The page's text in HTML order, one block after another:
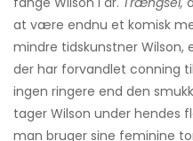
at være endnu et komisk
mindre tidskunstner
der har forvandlet conning
ingen ringere end den
tager Wilson under hendes
man bruger sine feminine